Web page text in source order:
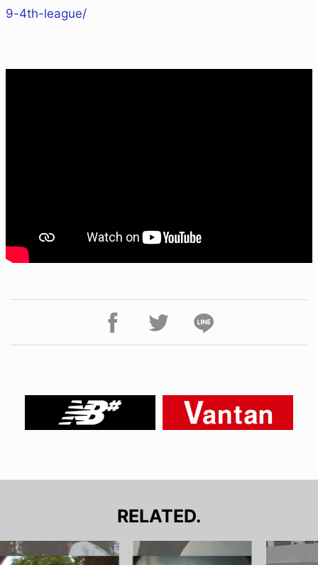
9-4th-league/
RELATED.